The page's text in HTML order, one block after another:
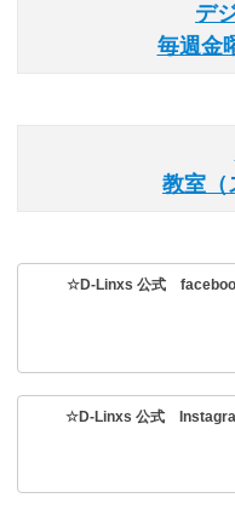
デ
毎週金
教室（
☆D-Linxs 公式
☆D-Linxs 公式